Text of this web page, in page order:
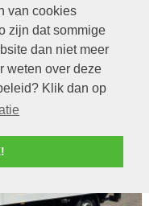
van cookies
zijn dat sommige
dan niet meer
weten over deze
Klik dan op
Of € 213,27p/m